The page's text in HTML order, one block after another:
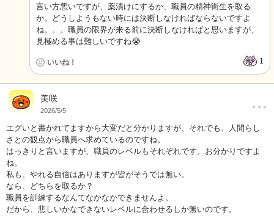
言い方悪いですが、薬漬けにするか、職員の精神衛生を取る
か。どうしようもない時には決断しなければならないですよ
ね。。。職員の限界が来る前に決断しなければと思いますが、
見極める事は難しいですね😭
いいね！ 1
美咲
2026/5/5 …
エグいと書かれてますから大変だと分かりますが、それでも、人間らし
さとの観点から職員へ求めているのですね。
はっきりと言いますが、職員のレベルもそれぞれです。お分かりですよ
ね。
私も、やれる自信はありますが皆がそうでは無い。
なら、どちらを取るか？
職員を訓練するなんてなかなかできませんよ。
だから、悲しいかなできないレベルに合わせるしか無いのです。